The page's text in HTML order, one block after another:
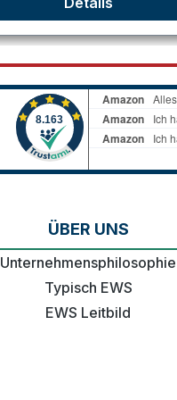
ÜBER UNS
Unternehmensphilosophie
Typisch EWS
EWS Leitbild